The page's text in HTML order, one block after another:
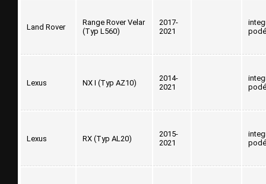
Land Rover
Range Rover Velar
(Typ L560)
2017-
2021
Lexus NX I (Typ AZ10)
2014-
2021
Lexus RX (Typ AL20)
2015-
2021